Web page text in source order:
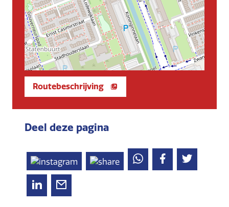
Routebeschrijving
Deel deze pagina